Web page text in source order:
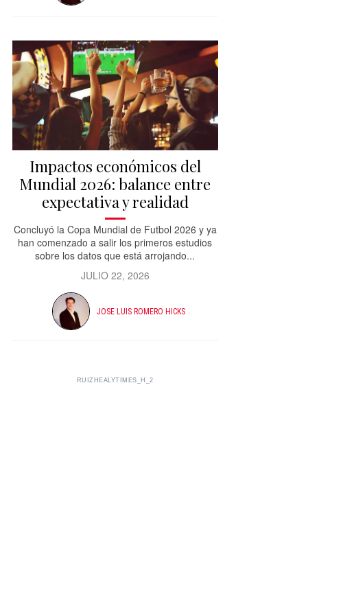
Impactos económicos del
Mundial 2026: balance entre
expectativa y realidad
Concluyó la Copa Mundial de Futbol 2026 y ya
han comenzado a salir los primeros estudios
sobre los datos que está arrojando...
JULIO 22, 2026
JOSE LUIS ROMERO HICKS
RUIZHEALYTIMES_H_2